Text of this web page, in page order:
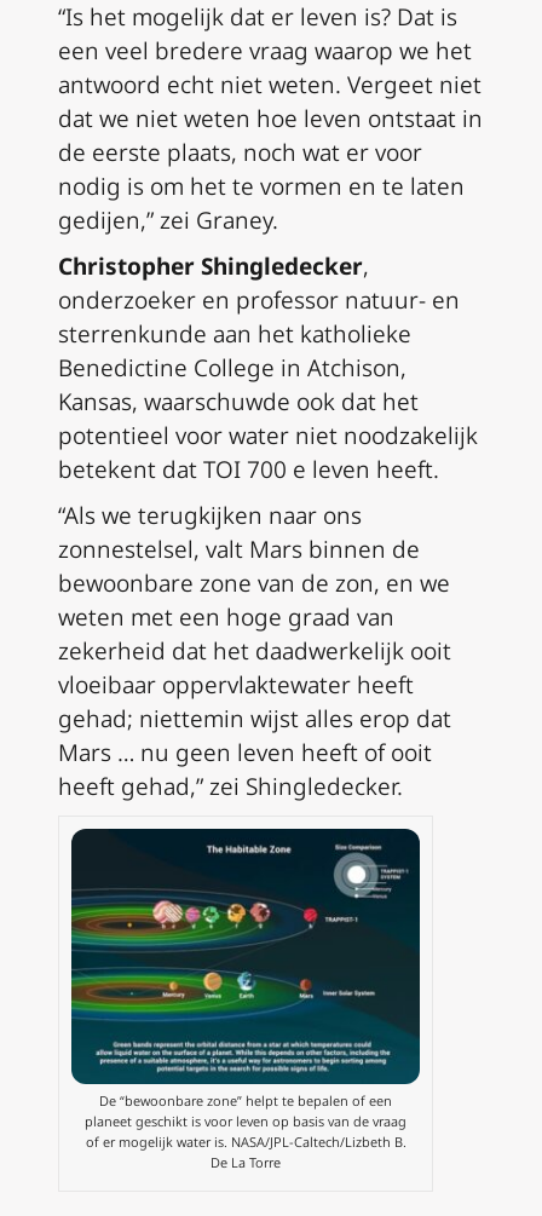
“Is het mogelijk dat er leven is? Dat is
een veel bredere vraag waarop we het
antwoord echt niet weten. Vergeet niet
dat we niet weten hoe leven ontstaat in
de eerste plaats, noch wat er voor
nodig is om het te vormen en te laten
gedijen,” zei Graney.
Christopher Shingledecker,
onderzoeker en professor natuur- en
sterrenkunde aan het katholieke
Benedictine College in Atchison,
Kansas, waarschuwde ook dat het
potentieel voor water niet noodzakelijk
betekent dat TOI 700 e leven heeft.
“Als we terugkijken naar ons
zonnestelsel, valt Mars binnen de
bewoonbare zone van de zon, en we
weten met een hoge graad van
zekerheid dat het daadwerkelijk ooit
vloeibaar oppervlaktewater heeft
gehad; niettemin wijst alles erop dat
Mars … nu geen leven heeft of ooit
heeft gehad,” zei Shingledecker.
De “bewoonbare zone” helpt te bepalen of een
planeet geschikt is voor leven op basis van de vraag
of er mogelijk water is. NASA/JPL-Caltech/Lizbeth B.
De La Torre